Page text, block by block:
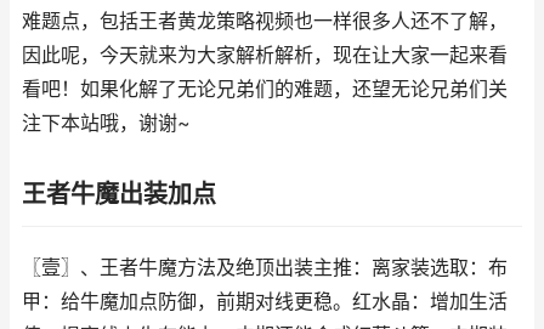
难题点，包括王者黄龙策略视频也一样很多人还不了解，
因此呢，今天就来为大家解析解析，现在让大家一起来看
看吧！如果化解了无论兄弟们的难题，还望无论兄弟们关
注下本站哦，谢谢~
王者牛魔出装加点
〖壹〗、王者牛魔方法及绝顶出装主推：离家装选取：布
甲：给牛魔加点防御，前期对线更稳。红水晶：增加生活